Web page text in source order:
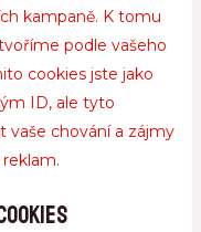
kampaně. K tomu
podle vašeho
cookies jste jako
ID, ale tyto
vaše chování a zájmy